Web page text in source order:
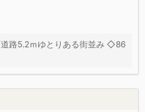
路5.2ｍゆとりある街並み ◇86